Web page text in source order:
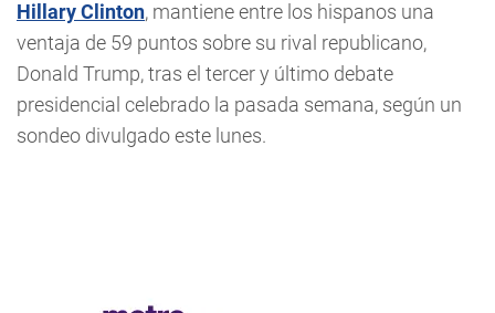
Hillary Clinton, mantiene entre los hispanos una
ventaja de 59 puntos sobre su rival republicano,
Donald Trump, tras el tercer y último debate
presidencial celebrado la pasada semana, según un
sondeo divulgado este lunes.